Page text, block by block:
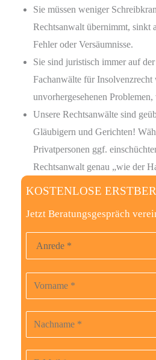
Sie müssen weniger
Rechtsanwalt übernimmt, sinkt
Fehler oder Versäumnisse.
Sie sind juristisch immer auf
Fachanwälte für Insolvenzrecht
unvorhergesehenen
Unsere Rechtsanwälte sind
Gläubigern und Gerichten!
Privatpersonen ggf.
Rechtsanwalt genau „wie der
KOSTENLOSE
Jetzt Beratungsgespräch
Anrede
B
t
Vorname
Nachname
E-Mail-Adresse